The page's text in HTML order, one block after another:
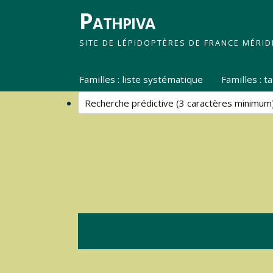
Pathpiva
SITE DE LÉPIDOPTÈRES DE FRANCE
Familles : liste systématique Familles :